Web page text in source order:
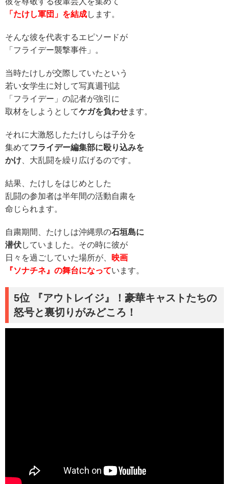
「たけし軍団」を結成します。
そんな彼を代表するエピソードが
「フライデー襲撃事件」。
当時たけしが交際していたという
若い女学生に対して写真週刊誌
「フライデー」の記者が強引に
取材をしようとしてケガを負わせます。
それに大激怒したたけしらは子分を
集めてフライデー編集部に殴り込みを
かけ 、大乱闘を繰り広げるのです。
結果、たけしをはじめとした
乱闘の参加者は半年間の活動自粛を
命じられます。
自粛期間、たけしは沖縄県の石垣島に
潜伏していました。その時に彼が
日々を過ごしていた場所が、
映画
『ソナチネ』の舞台になっています。
5位 『アウトレイジ』！豪華キャストたちの
怒号と裏切りがみどころ！